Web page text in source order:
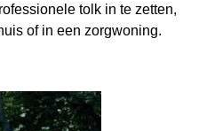
tolk in te zetten,
of in een zorgwoning.